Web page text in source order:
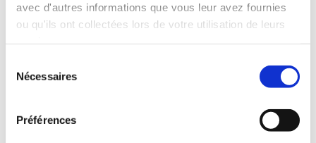
avec d'autres informations que vous leur avez fournies
ou qu'ils ont collectées lors de votre utilisation de leurs
Nécessaires
Préférences
Carburant : plein à rendre plein
CONDITIONS DE LOCATION
Age minimum :20 ans